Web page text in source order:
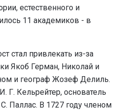
естественного и
11 академиков - в
стал привлекать из-за
Якоб Герман, Николай и
и географ Жозеф Делиль.
Г. Кельрейтер, основатель
Паллас. В 1727 году членом